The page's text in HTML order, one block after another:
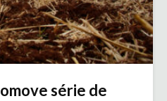
série de